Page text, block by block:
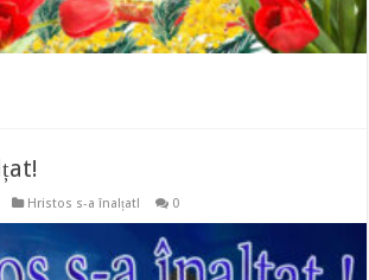
Hristos s-a înalțat! 0